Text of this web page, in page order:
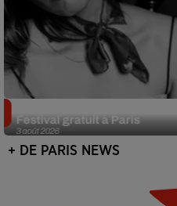
3 août 2026
Festival gratuit à Paris
+ DE PARIS NEWS